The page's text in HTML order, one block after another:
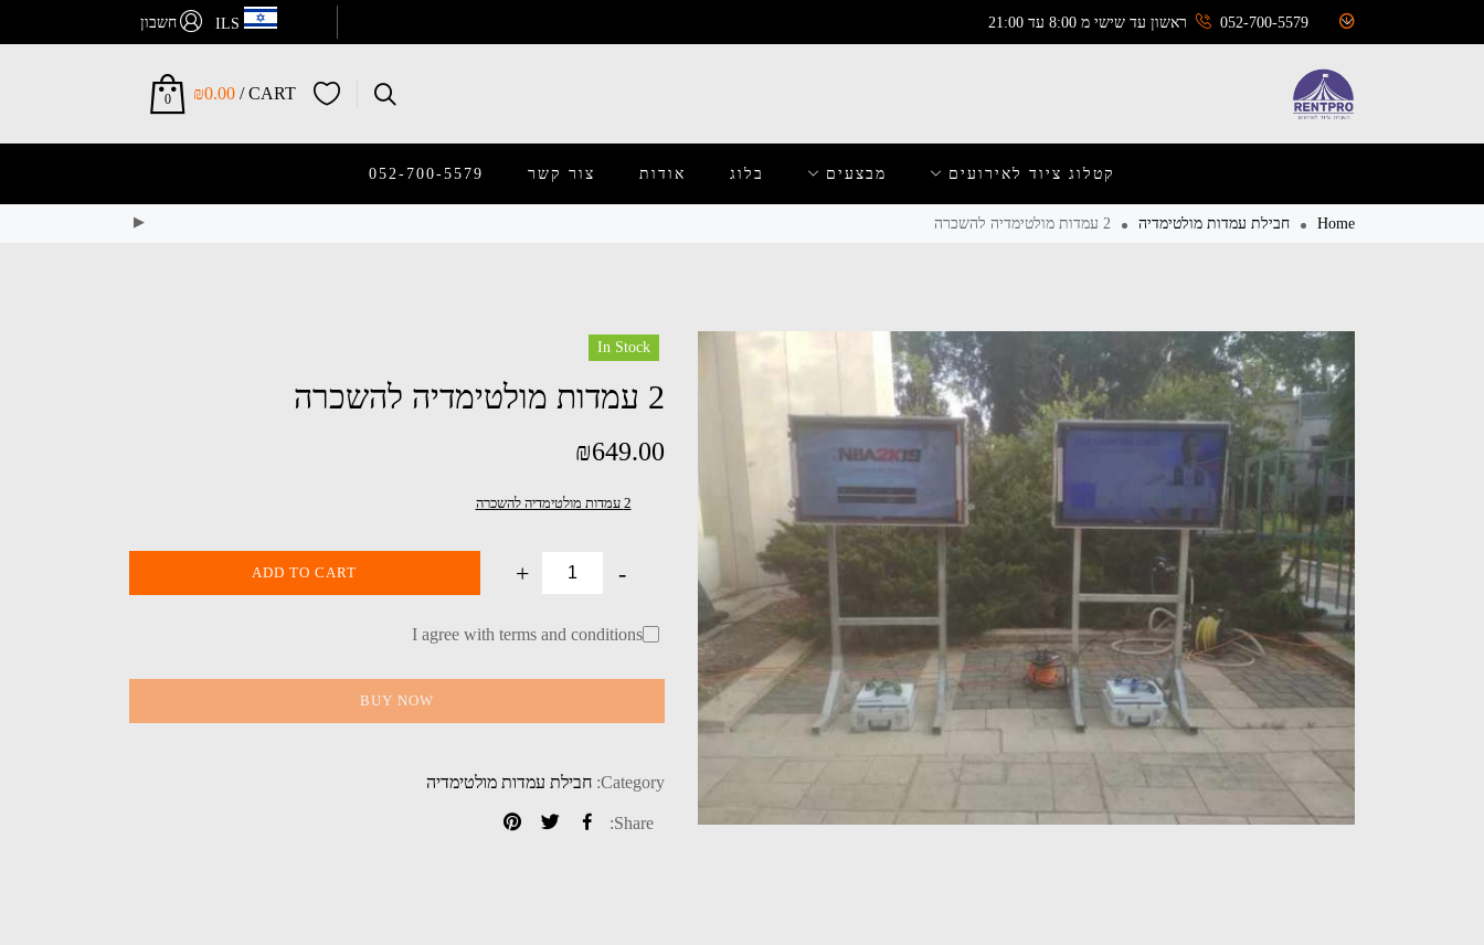
052-700-5579 ראשון עד שישי מ 8:00 עד 21:00 ILS חשבון
0 CART /
₪0.00
קטלוג ציוד לאירועים מבצעים בלוג אודות צור קשר 052-700-5579
Home חבילת עמדות מולטימדיה 2 עמדות מולטימדיה להשכרה
In Stock
2 עמדות מולטימדיה להשכרה
₪649.00
2 עמדות מולטימדיה להשכרה
-
+
ADD TO CART
I agree with terms and conditions
BUY NOW
Category: חבילת עמדות מולטימדיה
Share: